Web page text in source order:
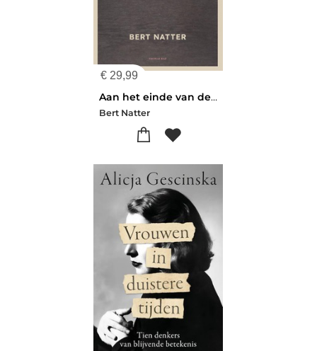
€ 29,99
Aan het einde van de oorlog
Bert Natter